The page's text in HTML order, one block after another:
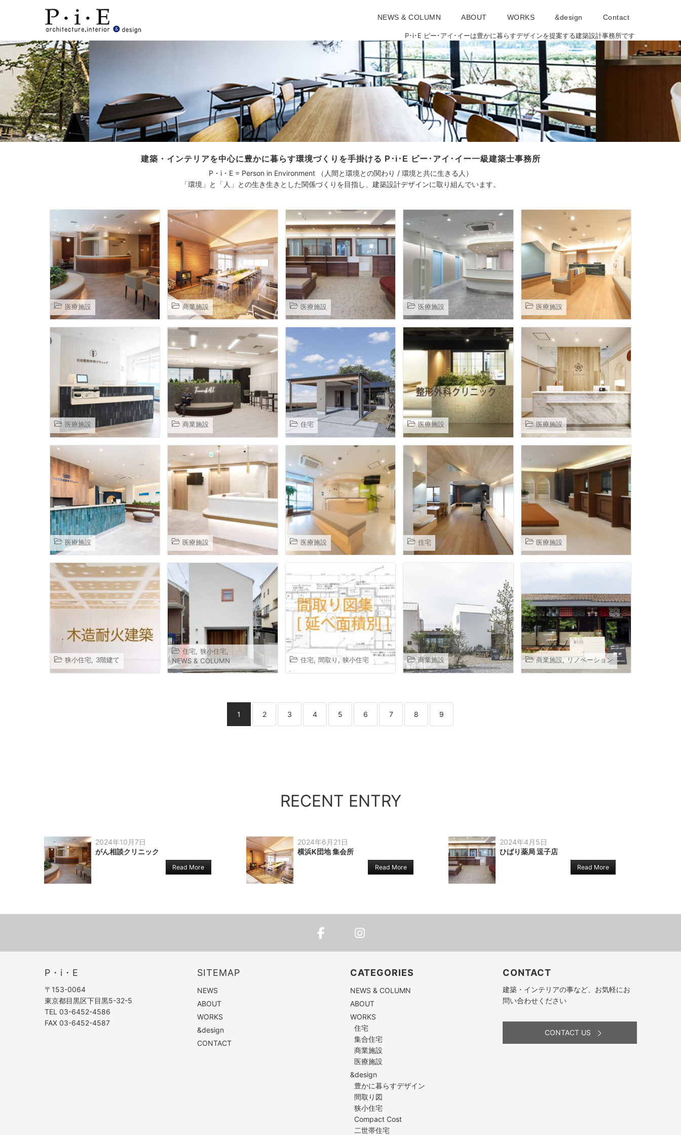
NEWS & COLUMN ABOUT WORKS &design Contact
P･i･E ピー･アイ･イーは豊かに暮らすデザインを提案する建築設計事務所です
建築・インテリアを中心に豊かに暮らす環境づくりを手掛ける P･i･E ピー･アイ･イー一級建築士事務所
P・i・E = Person in Environment （人間と環境との関わり / 環境と共に生きる人）
「環境」と「人」との生き生きとした関係づくりを目指し、建築設計デザインに取り組んでいます。
医療施設 商業施設 医療施設 医療施設 医療施設
医療施設 商業施設 住宅 医療施設 医療施設
医療施設 医療施設 医療施設 住宅 医療施設
狭小住宅, 3階建て
住宅, 狭小住宅
NEWS & COLUMN
住宅, 間取り , 狭小住宅 商業施設 商業施設, リノベーション
1 2 3 4 5 6 7 8 9
RECENT ENTRY
2024年10月7日
がん相談クリニック
Read More
2024年6月21日
横浜K団地 集会所
Read More
2024年4月5日
ひばり薬局 逗子店
Read More
P・i・E
〒153-0064
東京都目黒区下目黒5-32-5
TEL 03-6452-4586
FAX 03-6452-4587
SITEMAP
NEWS
ABOUT
WORKS
&design
CONTACT
CATEGORIES
NEWS & COLUMN
ABOUT
WORKS
住宅
集合住宅
商業施設
医療施設
&design
豊かに暮らすデザイン
間取り図
狭小住宅
Compact Cost
二世帯住宅
CONTACT
建築・インテリアの事など、お気軽にお
問い合わせください
CONTACT US